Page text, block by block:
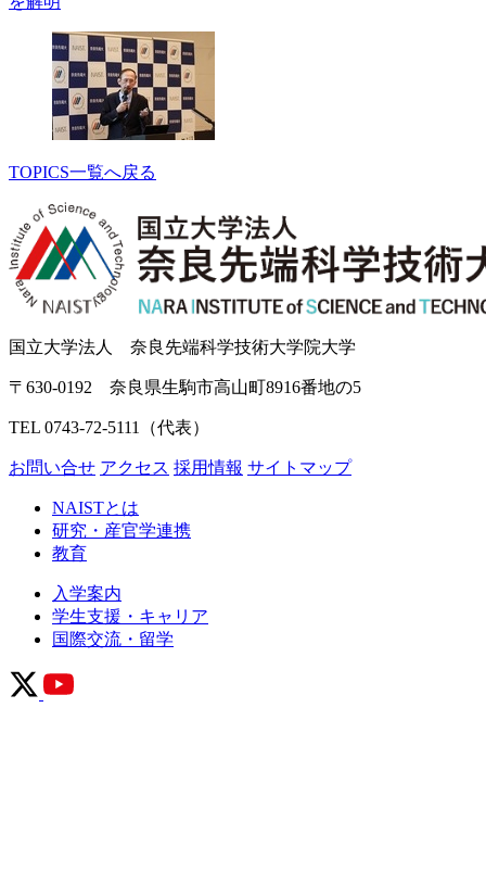
TOPICS一覧へ戻る
国立大学法人 奈良先端科学技術大学院大学
〒630-0192 奈良県生駒市高山町8916番地の5
TEL 0743-72-5111（代表）
お問い合せ アクセス 採用情報 サイトマップ
NAISTとは
研究・産官学連携
教育
入学案内
学生支援・キャリア
国際交流・留学